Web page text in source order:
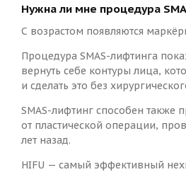
Нужна ли мне процедура
С возрастом появляются
Процедура SMAS-лифтинга
вернуть себе контуры лица,
и сделать это без
SMAS-лифтинг способен также
от пластической операции,
лет назад.
HIFU — самый эффективный